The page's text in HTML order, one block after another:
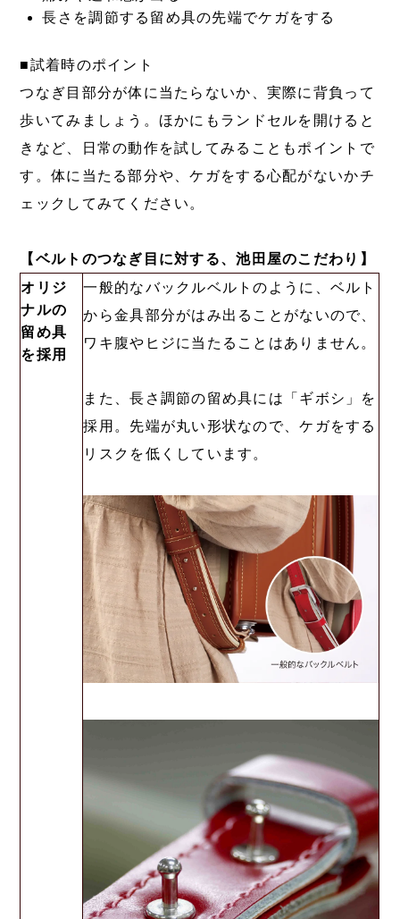
長さを調節する留め具の先端でケガをする
■試着時のポイント
つなぎ目部分が体に当たらないか、実際に背負って
歩いてみましょう。ほかにもランドセルを開けると
きなど、日常の動作を試してみることもポイントで
す。体に当たる部分や、ケガをする心配がないかチ
ェックしてみてください。
【ベルトのつなぎ目に対する、池田屋のこだわり】
オリジ
ナルの
留め具
を採用
一般的なバックルベルトのように、ベルト
から金具部分がはみ出ることがないので、
ワキ腹やヒジに当たることはありません。
また、長さ調節の留め具には「ギボシ」を
採用。先端が丸い形状なので、ケガをする
リスクを低くしています。